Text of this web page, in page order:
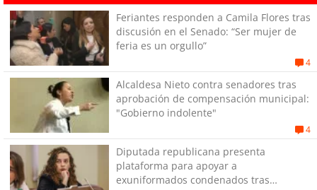
Feriantes responden a Camila Flores tras
discusión en el Senado: “Ser mujer de
feria es un orgullo”
4
Alcaldesa Nieto contra senadores tras
aprobación de compensación municipal:
"Gobierno indolente"
4
Diputada republicana presenta
plataforma para apoyar a
exuniformados condenados tras